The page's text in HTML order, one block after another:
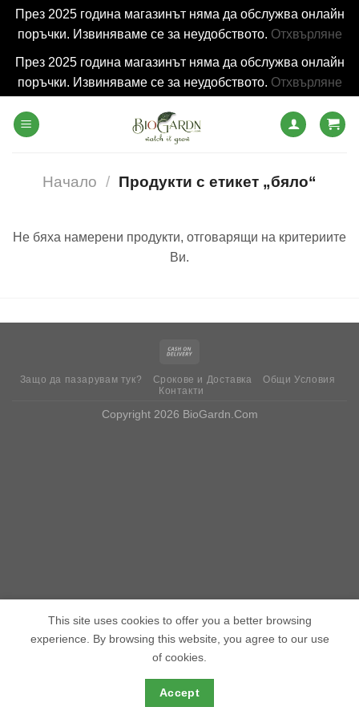
През 2025 година магазинът няма да обслужва онлайн
поръчки. Извиняваме се за неудобството. Отхвърляне
През 2025 година магазинът няма да обслужва онлайн
поръчки. Извиняваме се за неудобството. Отхвърляне
Начало / Продукти с етикет „бяло“
Не бяха намерени продукти, отговарящи на критериите
Ви.
Защо да пазарувам тук? Срокове и Доставка
Общи Условия
Контакти
Copyright 2026 BioGardn.Com
This site uses cookies to offer you a better browsing
experience. By browsing this website, you agree to our use
of cookies.
Accept